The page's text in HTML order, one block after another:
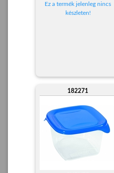
Ez a termék jelenleg nincs
készleten!
182271